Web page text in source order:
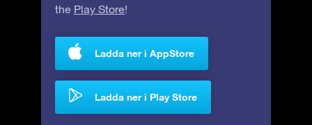
the Play Store!
Ladda ner i AppStore
Ladda ner i Play Store